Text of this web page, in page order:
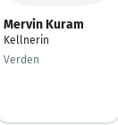
Mervin Kuram
Kellnerin
Verden